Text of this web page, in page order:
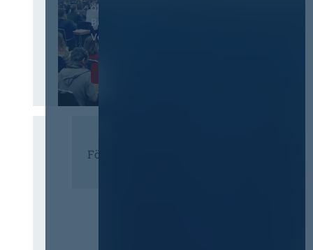
öffentliches
Beschaffungswesen und
Vergaberecht
Förderer